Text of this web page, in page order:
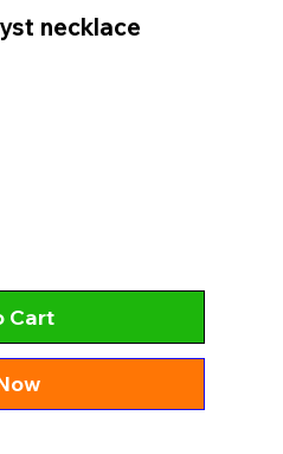
necklace
Cart